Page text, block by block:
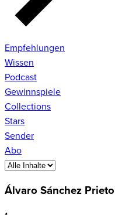
Empfehlungen
Wissen
Podcast
Gewinnspiele
Collections
Stars
Sender
Abo
Álvaro Sánchez Prieto